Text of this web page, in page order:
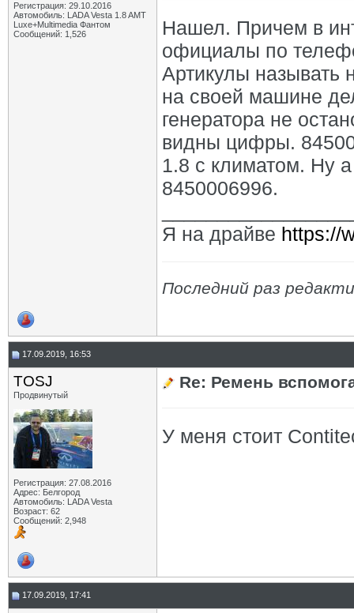
Регистрация: 29.10.2016
Автомобиль: LADA Vesta 1.8 AMT
Luxe+Multimedia Фантом
Сообщений: 1,526
Нашел. Причем в
официалы по
Артикулы называть
на своей машине
генератора не
видны цифры.
1.8 с климатом. Ну
8450006996.
Я на драйве https://
Последний раз
17.09.2019, 16:53
TOSJ
Продвинутый
Регистрация: 27.08.2016
Адрес: Белгород
Автомобиль: LADA Vesta
Возраст: 62
Сообщений: 2,948
Re: Ремень
У меня стоит
17.09.2019, 17:41